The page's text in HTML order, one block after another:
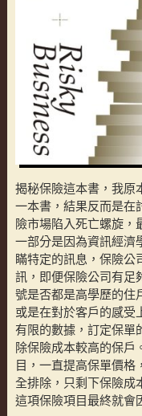
揭秘保險這本書，我原
一本書，結果反而是在
險市場陷入死亡螺旋，
一部分是因為資訊經濟
瞞特定的訊息，保險公
訊，即便保險公司有足
號是否都是高學歷的住
或是在對於客戶的感受
有限的數據，訂定保單
除保險成本較高的保戶
目，一直提高保單價格
全排除，只剩下保險成
這項保險項目最終就會